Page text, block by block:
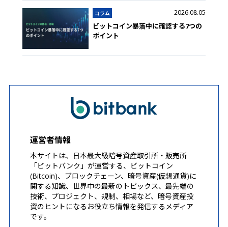
コラム 2026.08.05
ビットコイン暴落中に確認する7つの
ポイント
運営者情報
本サイトは、日本最大級暗号資産取引所・販売所
「ビットバンク」が運営する、ビットコイン
(Bitcoin)、ブロックチェーン、暗号資産(仮想通貨)に
関する知識、世界中の最新のトピックス、最先端の
技術、プロジェクト、規制、相場など、暗号資産投
資のヒントになるお役立ち情報を発信するメディア
です。